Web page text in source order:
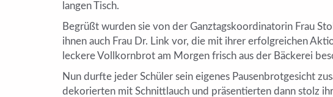
langen Tisch.
Begrüßt wurden sie von der Ganztagskoordinatorin Frau
ihnen auch Frau Dr. Link vor, die mit ihrer erfolgreichen
leckere Vollkornbrot am Morgen frisch aus der Bäckerei
Nun durfte jeder Schüler sein eigenes Pausenbrotgesicht
dekorierten mit Schnittlauch und präsentierten dann stolz